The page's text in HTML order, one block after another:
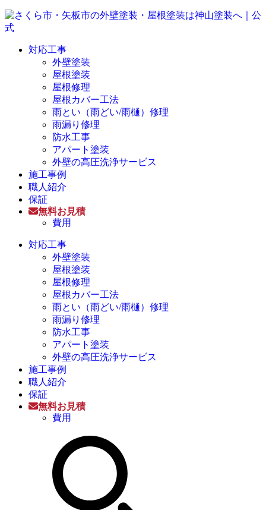
対応工事
外壁塗装
屋根塗装
屋根修理
屋根カバー工法
雨とい（雨どい/雨樋）修理
雨漏り修理
防水工事
アパート塗装
外壁の高圧洗浄サービス
施工事例
職人紹介
保証
無料お見積
費用
対応工事
外壁塗装
屋根塗装
屋根修理
屋根カバー工法
雨とい（雨どい/雨樋）修理
雨漏り修理
防水工事
アパート塗装
外壁の高圧洗浄サービス
施工事例
職人紹介
保証
無料お見積
費用